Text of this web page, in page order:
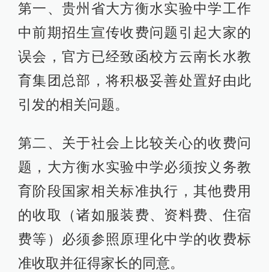
第一、贵州省大方衡水实验中学工作
中前期招生宣传收费问题引起大家的
误会，官方已经致函校方云南长水教
育集团总部，将积极妥善处置好由此
引发的相关问题。
第二、关于社会上比较关心的收费问
题，大方衡水实验中学必须按义务教
育阶段国家相关标准执行，其他费用
的收取（诸如服装费、资料费、住宿
费等）必须参照原理化中学的收费标
准收取并征得家长的同意。